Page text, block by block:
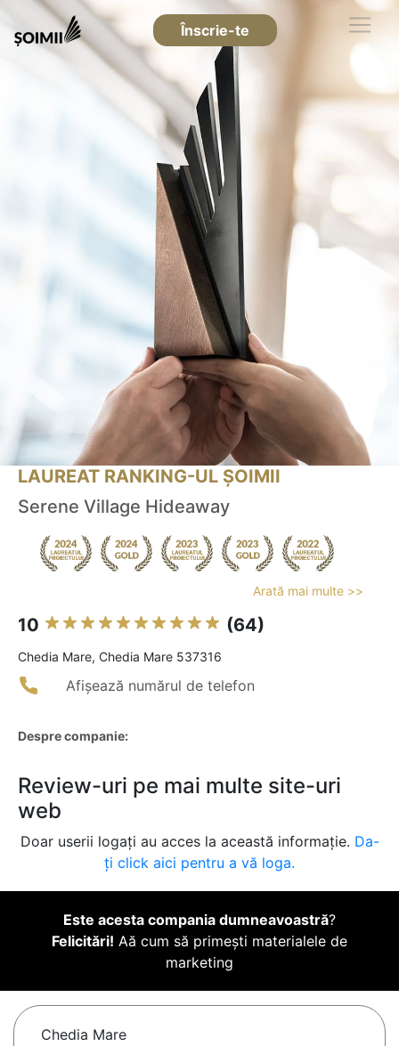
Înscrie-te
LAUREAT RANKING-UL ȘOIMII
Serene Village Hideaway
Arată mai multe >>
10 (64)
Chedia Mare, Chedia Mare 537316
Afișează numărul de telefon
Despre companie:
Review-uri pe mai multe site-uri
web
Doar userii logați au acces la această informație. Da-
ți click aici pentru a vă loga.
Este acesta compania dumneavoastră?
Felicitări! Aă cum să primești materialele de
marketing
Chedia Mare